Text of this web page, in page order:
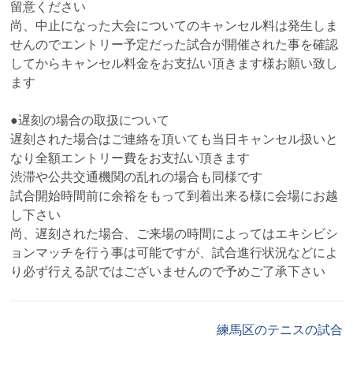
留意ください
尚、中止になった大会についてのキャンセル料は発生しま
せんのでエントリー予定だった試合が開催された事を確認
してからキャンセル料金をお支払い頂きます様お願い致し
ます
●遅刻の場合の取扱について
遅刻された場合はご連絡を頂いても当日キャンセル扱いと
なり全額エントリー費をお支払い頂きます
渋滞や公共交通機関の乱れの場合も同様です
試合開始時間前に余裕をもって到着出来る様に会場にお越
し下さい
尚、遅刻された場合、ご来場の時間によってはエキシビシ
ョンマッチを行う事は可能ですが、試合進行状況などによ
り必ず行える訳ではございませんので予めご了承下さい
練馬区のテニスの試合